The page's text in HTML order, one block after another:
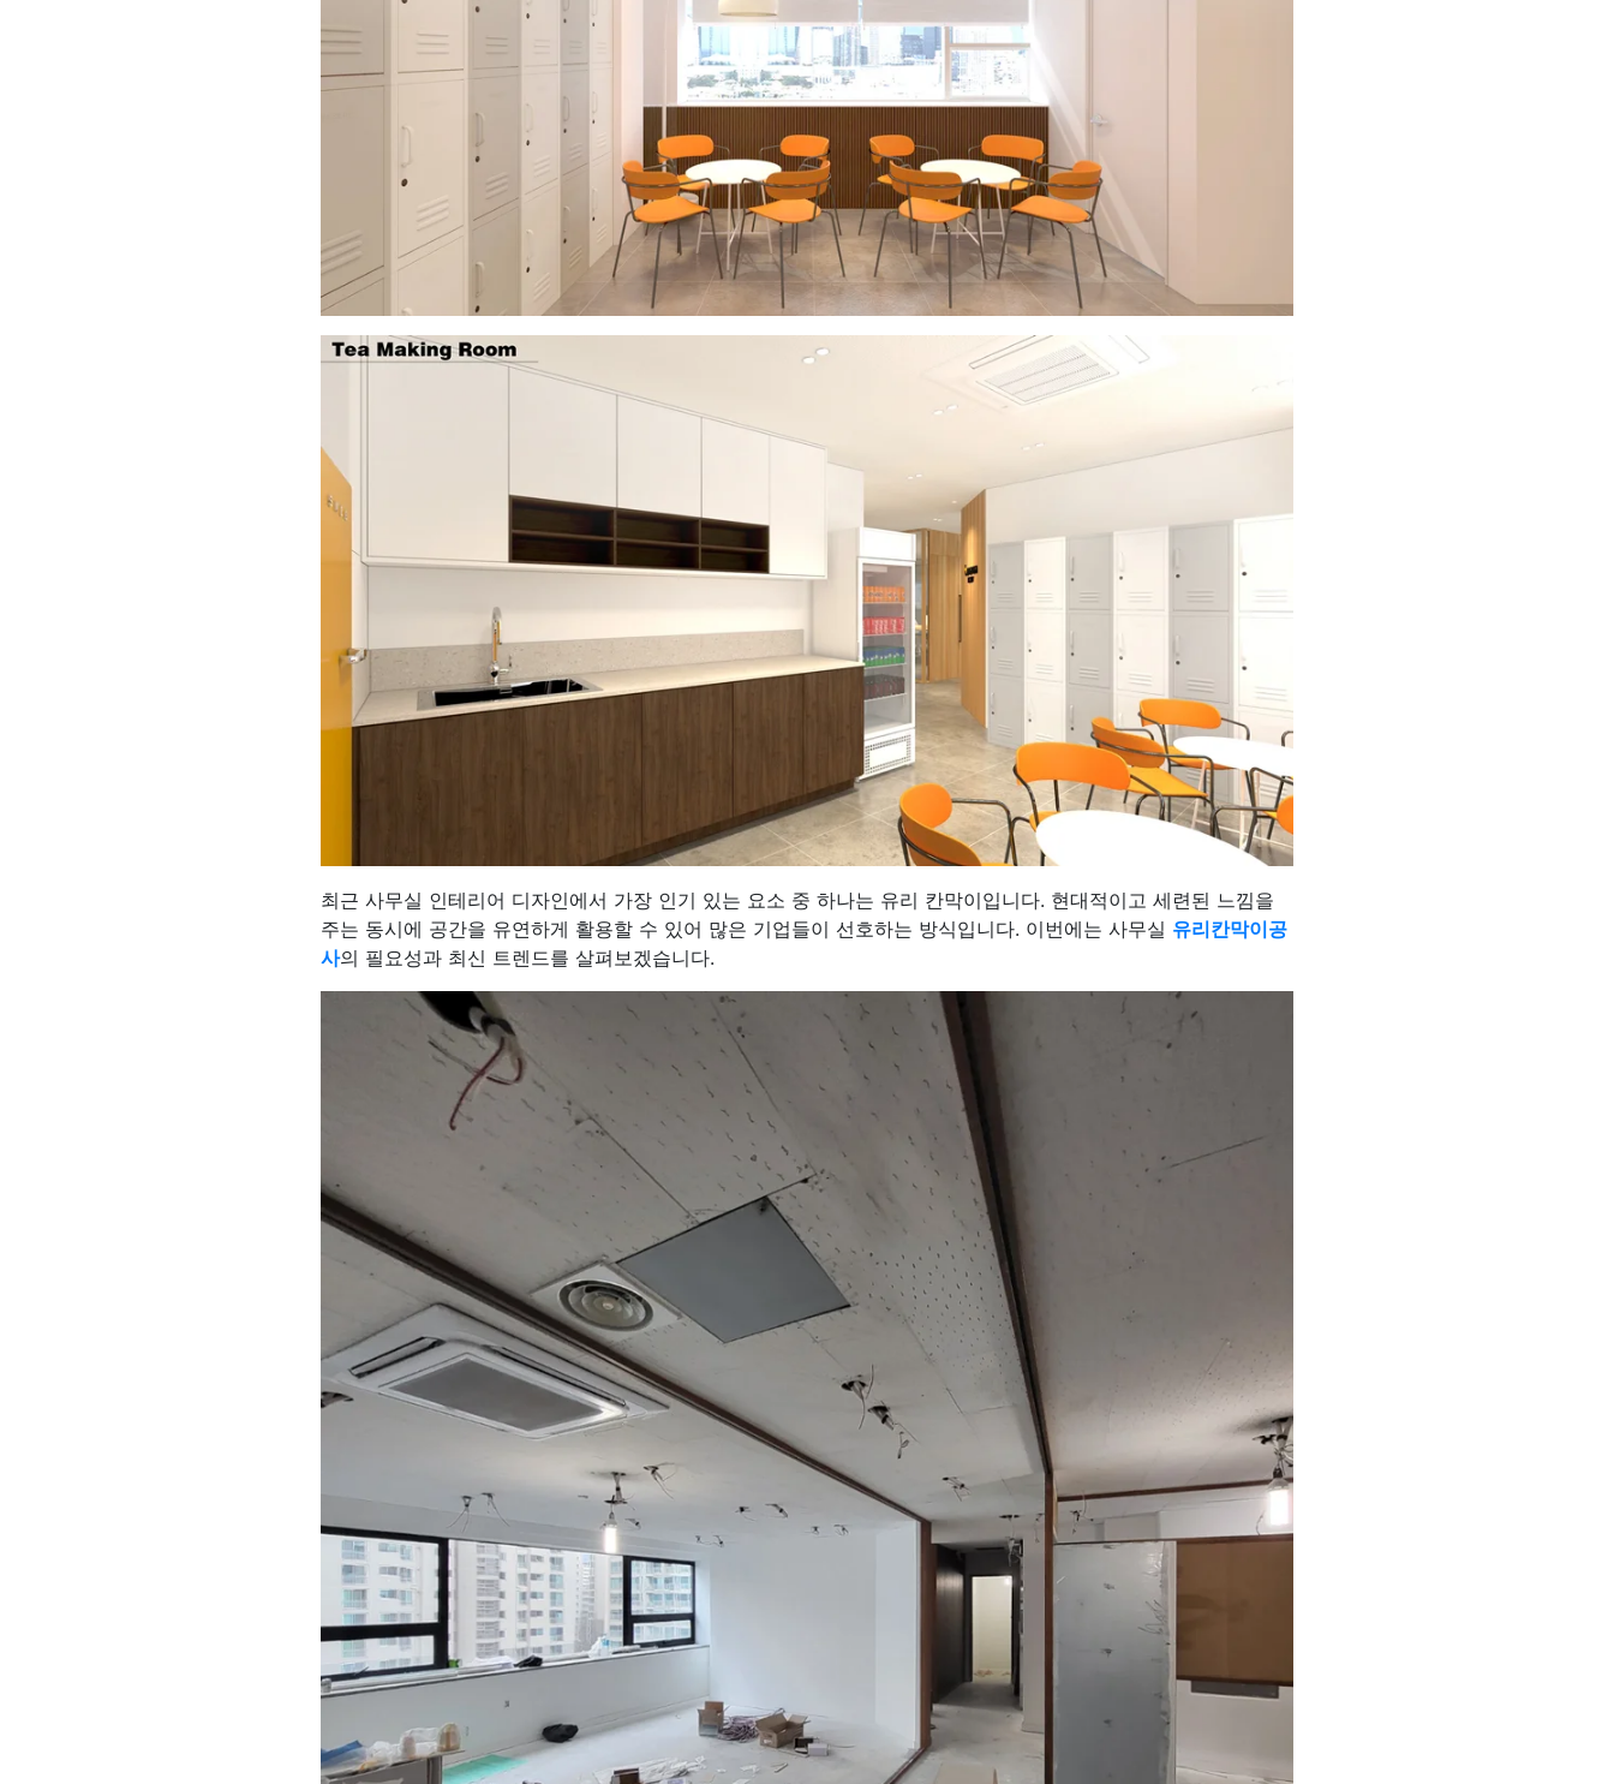
최근 사무실 인테리어 디자인에서 가장 인기 있는 요소 중 하나는 유리 칸막이입니다. 현대적이고 세련된 느낌을
주는 동시에 공간을 유연하게 활용할 수 있어 많은 기업들이 선호하는 방식입니다. 이번에는 사무실 유리칸막이공
사의 필요성과 최신 트렌드를 살펴보겠습니다.